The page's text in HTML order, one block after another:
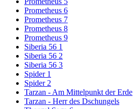
Prometheus 6
Prometheus 7
Prometheus 8
Prometheus 9
Siberia 56 1
Siberia 56 2
Siberia 56 3
Spider 1
Spider 2
Tarzan - Am Mittelpunkt der Erde
Tarzan - Herr des Dschungels